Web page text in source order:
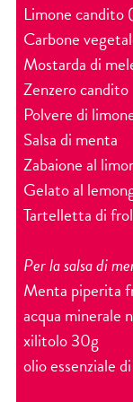
Limone candito
Carbone
Mostarda di
Zenzero candito
Polvere di
Salsa di menta
Zabaione al
Gelato al
Tartelletta di
Per la salsa di
Menta piperita
acqua minerale
xilitolo 30g
olio essenziale